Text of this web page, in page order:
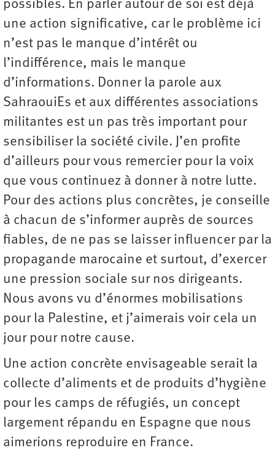
possibles. En parler autour de soi est déjà
une action significative, car le problème ici
n’est pas le manque d’intérêt ou
l’indifférence, mais le manque
d’informations. Donner la parole aux
SahraouiEs et aux différentes associations
militantes est un pas très important pour
sensibiliser la société civile. J’en profite
d’ailleurs pour vous remercier pour la voix
que vous continuez à donner à notre lutte.
Pour des actions plus concrètes, je conseille
à chacun de s’informer auprès de sources
fiables, de ne pas se laisser influencer par la
propagande marocaine et surtout, d’exercer
une pression sociale sur nos dirigeants.
Nous avons vu d’énormes mobilisations
pour la Palestine, et j’aimerais voir cela un
jour pour notre cause.
Une action concrète envisageable serait la
collecte d’aliments et de produits d’hygiène
pour les camps de réfugiés, un concept
largement répandu en Espagne que nous
aimerions reproduire en France.